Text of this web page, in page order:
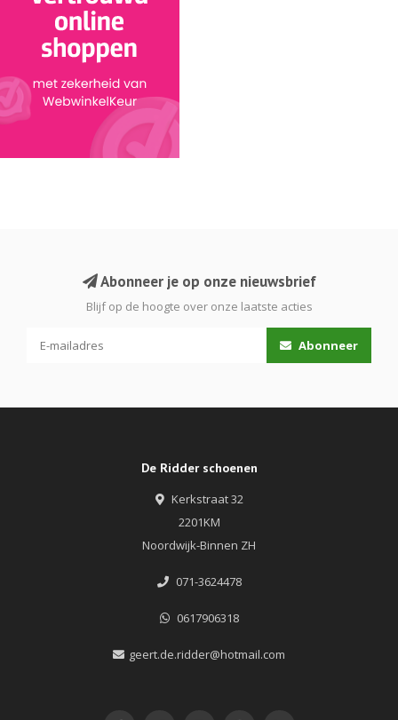
Abonneer je op onze nieuwsbrief
Blijf op de hoogte over onze laatste acties
Abonneer
De Ridder schoenen
Kerkstraat 32
2201KM
Noordwijk-Binnen ZH
071-3624478
0617906318
geert.de.ridder@hotmail.com